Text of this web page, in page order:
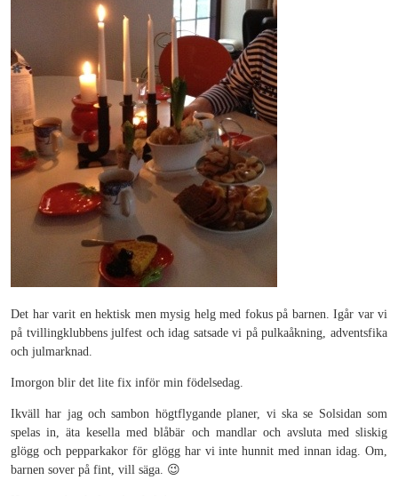
Det har varit en hektisk men mysig helg med fokus på barnen. Igår var vi
på tvillingklubbens julfest och idag satsade vi på pulkaåkning, adventsfika
och julmarknad.
Imorgon blir det lite fix inför min födelsedag.
Ikväll har jag och sambon högtflygande planer, vi ska se Solsidan som
spelas in, äta kesella med blåbär och mandlar och avsluta med sliskig
glögg och pepparkakor för glögg har vi inte hunnit med innan idag. Om,
barnen sover på fint, vill säga. 😉